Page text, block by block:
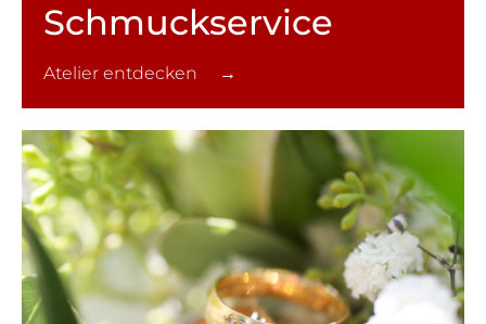
Schmuck­service
Atelier entdecken →